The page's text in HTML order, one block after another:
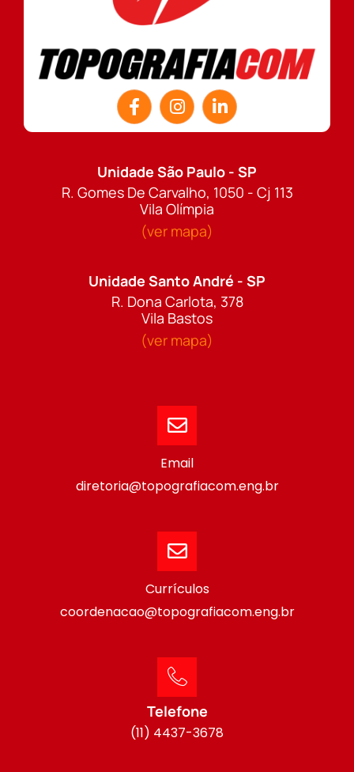
Unidade São Paulo - SP
R. Gomes De Carvalho, 1050 - Cj 113
Vila Olímpia
(ver mapa)
Unidade Santo André - SP
R. Dona Carlota, 378
Vila Bastos
(ver mapa)
Email
diretoria@topografiacom.eng.br
Currículos
coordenacao@topografiacom.eng.br
Telefone
(11) 4437-3678